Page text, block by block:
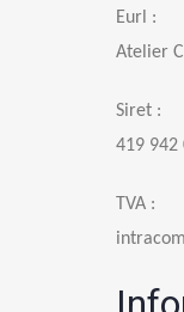
Eurl :
Atelier
Siret :
419 942
TVA :